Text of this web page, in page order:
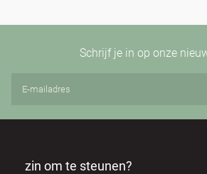
Schrijf je in op onze
zin om te steunen?